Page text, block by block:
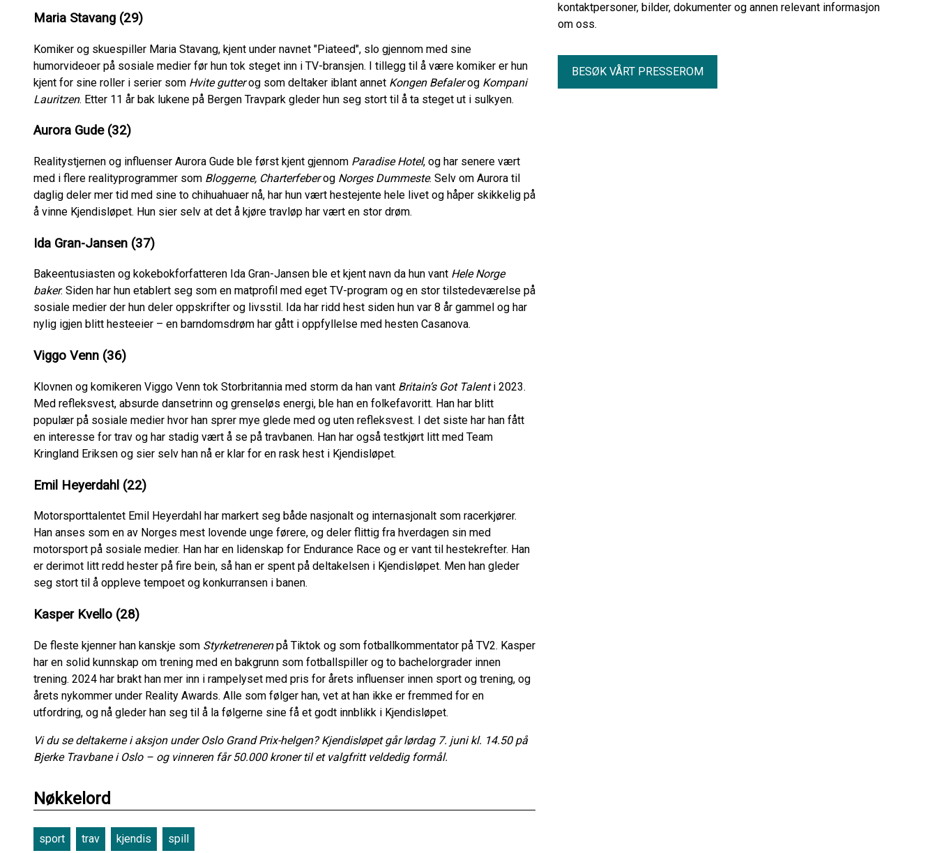
Maria Stavang (29)
Komiker og skuespiller Maria Stavang, kjent under navnet "Piateed", slo gjennom med sine
humorvideoer på sosiale medier før hun tok steget inn i TV-bransjen. I tillegg til å være komiker er hun
kjent for sine roller i serier som Hvite gutterog som deltaker iblant annet Kongen Befalerog Kompani
Lauritzen. Etter 11 år bak lukene på Bergen Travpark gleder hun seg stort til å ta steget ut i sulkyen.
Aurora Gude (32)
Realitystjernen og influenser Aurora Gude ble først kjent gjennom Paradise Hotel, og har senere vært
med i flere realityprogrammer som Bloggerne, Charterfeberog Norges Dummeste. Selv om Aurora til
daglig deler mer tid med sine to chihuahuaer nå, har hun vært hestejente hele livet og håper skikkelig på
å vinne Kjendisløpet. Hun sier selv at det å kjøre travløp har vært en stor drøm.
Ida Gran-Jansen (37)
Bakeentusiasten og kokebokforfatteren Ida Gran-Jansen ble et kjent navn da hun vant Hele Norge
baker. Siden har hun etablert seg som en matprofil med eget TV-program og en stor tilstedeværelse på
sosiale medier der hun deler oppskrifter og livsstil. Ida har ridd hest siden hun var 8 år gammel og har
nylig igjen blitt hesteeier – en barndomsdrøm har gått i oppfyllelse med hesten Casanova.
Viggo Venn (36)
Klovnen og komikeren Viggo Venn tok Storbritannia med storm da han vant Britain’s Got Talenti 2023.
Med refleksvest, absurde dansetrinn og grenseløs energi, ble han en folkefavoritt. Han har blitt
populær på sosiale medier hvor han sprer mye glede med og uten refleksvest. I det siste har han fått
en interesse for trav og har stadig vært å se på travbanen. Han har også testkjørt litt med Team
Kringland Eriksen og sier selv han nå er klar for en rask hest i Kjendisløpet.
Emil Heyerdahl (22)
Motorsporttalentet Emil Heyerdahl har markert seg både nasjonalt og internasjonalt som racerkjører.
Han anses som en av Norges mest lovende unge førere, og deler flittig fra hverdagen sin med
motorsport på sosiale medier. Han har en lidenskap for Endurance Race og er vant til hestekrefter. Han
er derimot litt redd hester på fire bein, så han er spent på deltakelsen i Kjendisløpet. Men han gleder
seg stort til å oppleve tempoet og konkurransen i banen.
Kasper Kvello (28)
De fleste kjenner han kanskje som Styrketrenerenpå Tiktok og som fotballkommentator på TV2. Kasper
har en solid kunnskap om trening med en bakgrunn som fotballspiller og to bachelorgrader innen
trening. 2024 har brakt han mer inn i rampelyset med pris for årets influenser innen sport og trening, og
årets nykommer under Reality Awards. Alle som følger han, vet at han ikke er fremmed for en
utfordring, og nå gleder han seg til å la følgerne sine få et godt innblikk i Kjendisløpet.
Vi du se deltakerne i aksjon under Oslo Grand Prix-helgen? Kjendisløpet går lørdag 7. juni kl. 14.50 på
Bjerke Travbane i Oslo – og vinneren får 50.000 kroner til et valgfritt veldedig formål.
Nøkkelord
sport trav kjendis spill
kontaktpersoner, bilder, dokumenter og annen relevant informasjon
om oss.
BESØK VÅRT PRESSEROM